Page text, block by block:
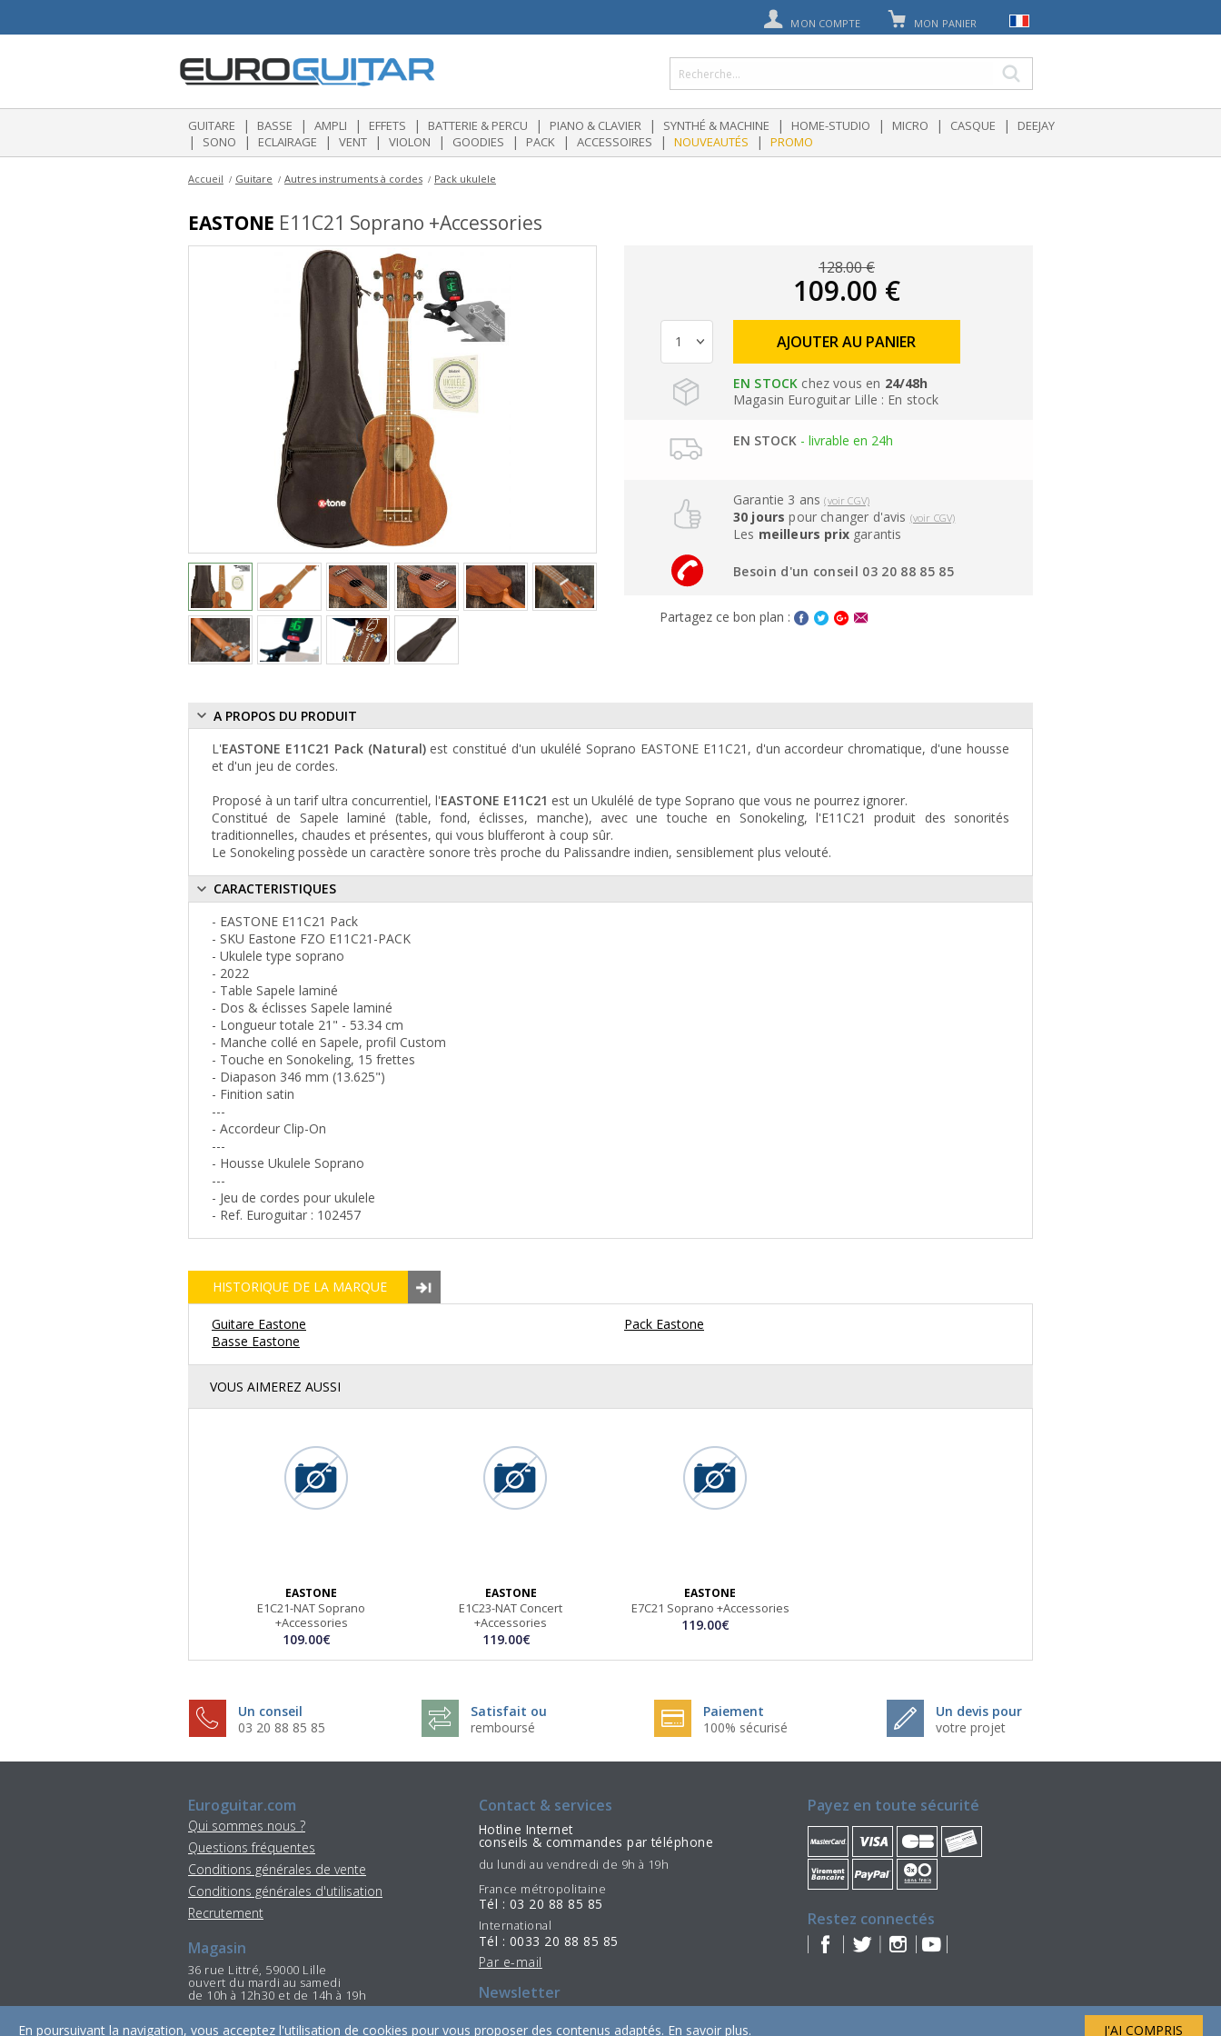
MON COMPTE MON PANIER
GUITARE | BASSE | AMPLI | EFFETS | BATTERIE & PERCU | PIANO & CLAVIER | SYNTHÉ & MACHINE | HOME-STUDIO | MICRO | CASQUE | DEEJAY
| SONO | ECLAIRAGE | VENT | VIOLON | GOODIES | PACK | ACCESSOIRES | NOUVEAUTÉS | PROMO
Accueil Guitare Autres instruments à cordes Pack ukulele
EASTONE E11C21 Soprano +Accessories
128.00 €
109.00 €
AJOUTER AU PANIER
EN STOCK chez vous en 24/48h
Magasin Euroguitar Lille : En stock
EN STOCK- livrable en 24h
Garantie 3 ans(voir CGV)
30 jours pour changer d'avis (voir CGV)
Les meilleurs prix garantis
Besoin d'un conseil 03 20 88 85 85
Partagez ce bon plan :
A PROPOS DU PRODUIT
L'EASTONE E11C21 Pack (Natural)est constitué d'un ukulélé Soprano EASTONE E11C21, d'un accordeur chromatique, d'une housse
et d'un jeu de cordes.
Proposé à un tarif ultra concurrentiel, l'EASTONE E11C21 est un Ukulélé de type Soprano que vous ne pourrez ignorer.
Constitué de Sapele laminé (table, fond, éclisses, manche), avec une touche en Sonokeling, l'E11C21 produit des sonorités
traditionnelles, chaudes et présentes, qui vous blufferont à coup sûr.
Le Sonokeling possède un caractère sonore très proche du Palissandre indien, sensiblement plus velouté.
CARACTERISTIQUES
- EASTONE E11C21 Pack
- SKU Eastone FZO E11C21-PACK
- Ukulele type soprano
- 2022
- Table Sapele laminé
- Dos & éclisses Sapele laminé
- Longueur totale 21" - 53.34 cm
- Manche collé en Sapele, profil Custom
- Touche en Sonokeling, 15 frettes
- Diapason 346 mm (13.625")
- Finition satin
---
- Accordeur Clip-On
---
- Housse Ukulele Soprano
---
- Jeu de cordes pour ukulele
- Ref. Euroguitar : 102457
HISTORIQUE DE LA MARQUE
Guitare Eastone
Basse Eastone
Pack Eastone
VOUS AIMEREZ AUSSI
EASTONE
E1C21-NAT Soprano
+Accessories
109.00€
EASTONE
E1C23-NAT Concert
+Accessories
119.00€
EASTONE
E7C21 Soprano +Accessories
119.00€
Un conseil
03 20 88 85 85
Satisfait ou
remboursé
Paiement
100% sécurisé
Un devis pour
votre projet
Euroguitar.com
Qui sommes nous ?
Questions fréquentes
Conditions générales de vente
Conditions générales d'utilisation
Recrutement
Magasin
36 rue Littré, 59000 Lille
ouvert du mardi au samedi
de 10h à 12h30 et de 14h à 19h
Contact & services
Hotline Internet
conseils & commandes par téléphone
du lundi au vendredi de 9h à 19h
France métropolitaine
Tél : 03 20 88 85 85
International
Tél : 0033 20 88 85 85
Par e-mail
Newsletter
Payez en toute sécurité
Restez connectés
En poursuivant la navigation, vous acceptez l'utilisation de cookies pour vous proposer des contenus adaptés. En savoir plus. J'AI COMPRIS